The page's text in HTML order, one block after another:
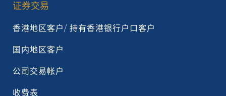
证券交易
香港地区客户/ 持有香港银行户口客户
国内地区客户
公司交易帐户
收费表